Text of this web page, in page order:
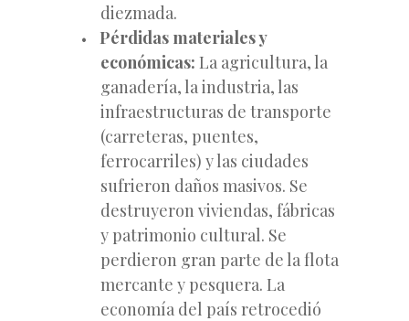
diezmada.
Pérdidas materiales y
económicas: La agricultura, la
ganadería, la industria, las
infraestructuras de transporte
(carreteras, puentes,
ferrocarriles) y las ciudades
sufrieron daños masivos. Se
destruyeron viviendas, fábricas
y patrimonio cultural. Se
perdieron gran parte de la flota
mercante y pesquera. La
economía del país retrocedió